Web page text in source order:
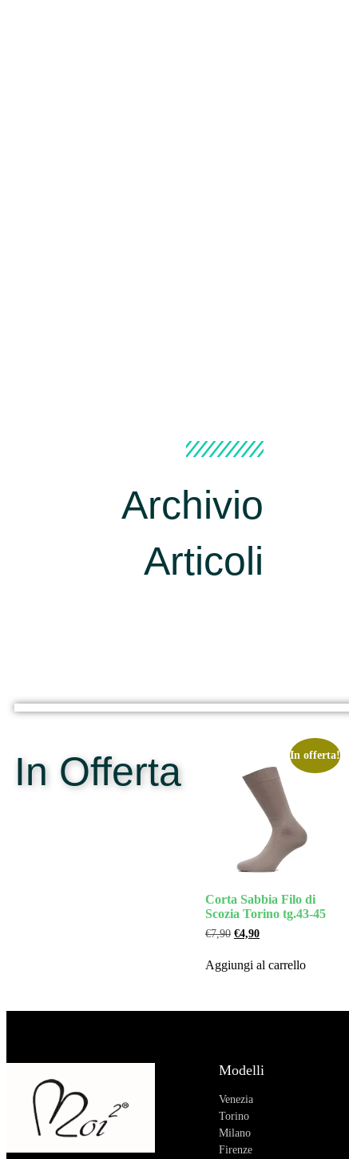
Archivio
Articoli
In Offerta In offerta!
Corta Sabbia Filo di
Scozia Torino tg.43-45
€7,90 €4,90
Aggiungi al carrello
Modelli
Venezia
Torino
Milano
Firenze